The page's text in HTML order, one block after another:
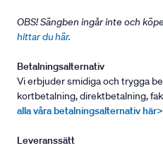
OBS! Sängben ingår inte och
hittar du här.
Betalningsalternativ
Vi erbjuder smidiga och trygga
kortbetalning, direktbetalning,
alla våra betalningsalternativ här>
Leveranssätt